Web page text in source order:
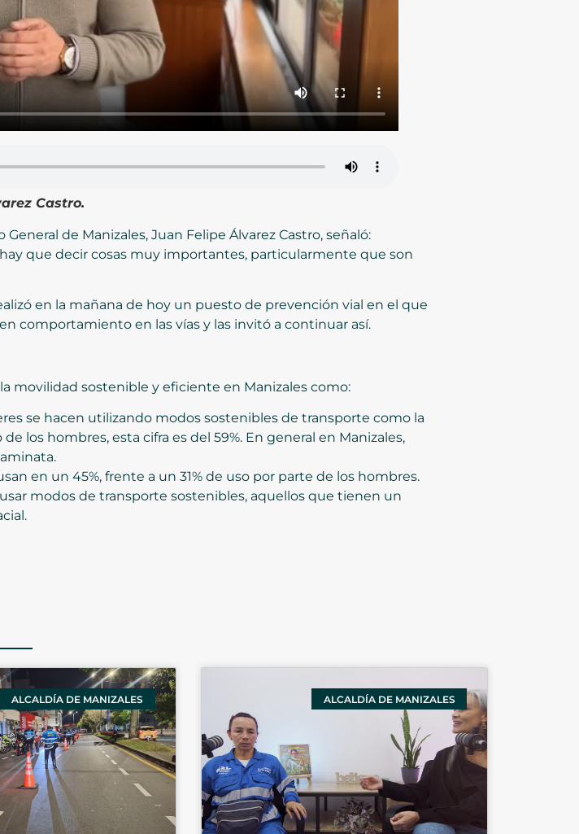
Castro.
de Manizales, Juan Felipe Álvarez Castro, señaló:
que decir cosas muy importantes, particularmente que son
en la mañana de hoy un puesto de prevención vial en el que
comportamiento en las vías y las invitó a continuar así.
movilidad sostenible y eficiente en Manizales como:
se hacen utilizando modos sostenibles de transporte como la
los hombres, esta cifra es del 59%. En general en Manizales,
en un 45%, frente a un 31% de uso por parte de los hombres.
modos de transporte sostenibles, aquellos que tienen un
ALCALDÍA DE MANIZALES ALCALDÍA DE MANIZALES